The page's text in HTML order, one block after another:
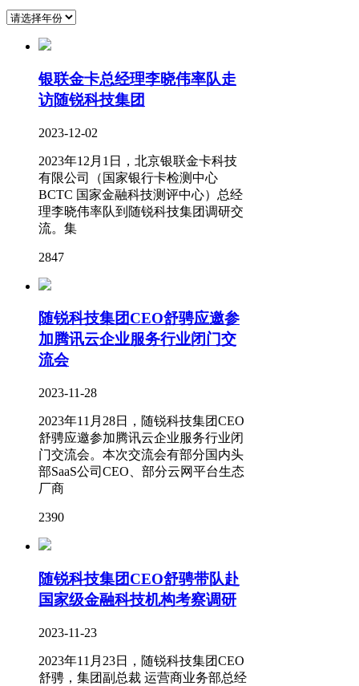
银联金卡总经理李晓伟率队走
访随锐科技集团
2023-12-02
2023年12月1日，北京银联金卡科技
有限公司（国家银行卡检测中心
BCTC 国家金融科技测评中心）总经
理李晓伟率队到随锐科技集团调研交
流。集
2847
随锐科技集团CEO舒骋应邀参
加腾讯云企业服务行业闭门交
流会
2023-11-28
2023年11月28日，随锐科技集团CEO
舒骋应邀参加腾讯云企业服务行业闭
门交流会。本次交流会有部分国内头
部SaaS公司CEO、部分云网平台生态
厂商
2390
随锐科技集团CEO舒骋带队赴
国家级金融科技机构考察调研
2023-11-23
2023年11月23日，随锐科技集团CEO
舒骋，集团副总裁 运营商业务部总经